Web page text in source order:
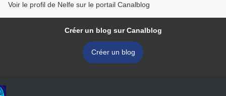
Voir le profil de Nelfe sur le portail Canalblog
Créer un blog sur Canalblog
Créer un blog